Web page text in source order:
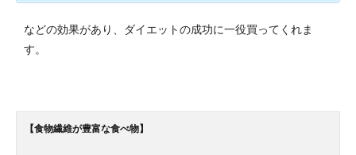
などの効果があり、ダイエットの成功に一役買ってくれま
す。
【食物繊維が豊富な食べ物】